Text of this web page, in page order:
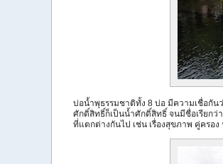
บ่อน้ำพุธรรมชาติทั้ง 8 บ่อ มีความเชื่อกั
ศักดิ์สิทธิ์ก็เป็นน้ำศักดิ์สิทธิ์ จนมีชื่อเรียกว่
ที่แตกต่างกันไป เช่น เรื่องสุขภาพ คู่ครอง